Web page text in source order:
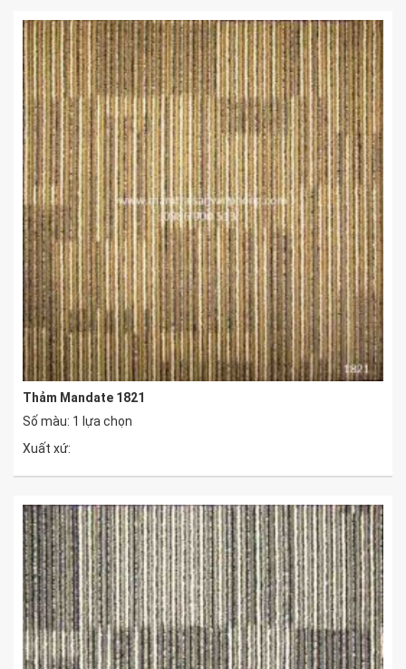
Thảm Mandate 1821
Số màu: 1 lựa chọn
Xuất xứ: